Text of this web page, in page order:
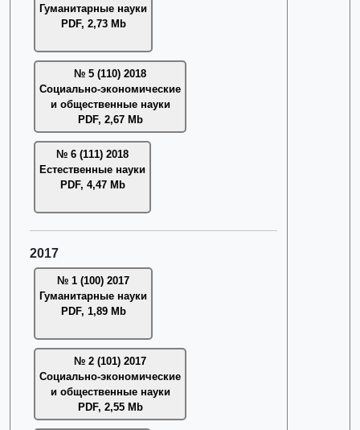
Гуманитарные науки
PDF, 2,73 Mb
№ 5 (110) 2018
Социально-экономические
и общественные науки
PDF, 2,67 Mb
№ 6 (111) 2018
Естественные науки
PDF, 4,47 Mb
2017
№ 1 (100) 2017
Гуманитарные науки
PDF, 1,89 Mb
№ 2 (101) 2017
Социально-экономические
и общественные науки
PDF, 2,55 Mb